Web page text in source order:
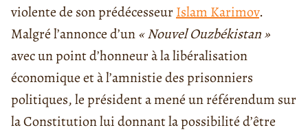
violente de son prédécesseurIslam Karimov.
Malgré l’annonce d’un« Nouvel Ouzbékistan »
avec un point d’honneur à la libéralisation
économique et à l’amnistie des prisonniers
politiques, le président a mené un référendum sur
la Constitution lui donnant la possibilité d’être